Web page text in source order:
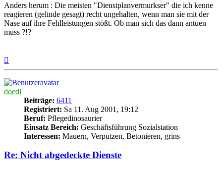
Anders herum : Die meisten "Dienstplanvermurkser" die ich kenne
reagieren (gelinde gesagt) recht ungehalten, wenn man sie mit der
Nase auf ihre Fehlleistungen stößt. Ob man sich das dann antuen
muss ?!?
doedl
Beiträge: 6411
Registriert: Sa 11. Aug 2001, 19:12
Beruf: Pflegedinosaurier
Einsatz Bereich: Geschäftsführung Sozialstation
Interessen: Mauern, Verputzen, Betonieren, grins
Re: Nicht abgedeckte Dienste